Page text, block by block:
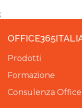
;
Prodotti
Formazione
Consulenza Office